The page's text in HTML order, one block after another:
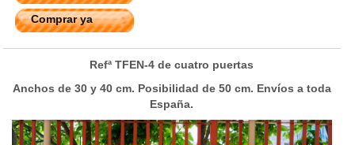
Comprar ya
Refª TFEN-4 de cuatro puertas
Anchos de 30 y 40 cm. Posibilidad de 50 cm. Envíos a toda
España.